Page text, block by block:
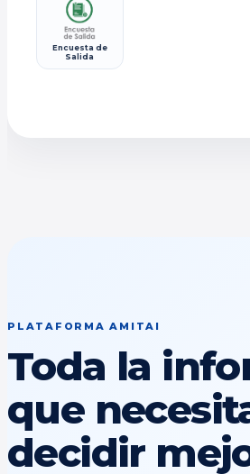
Encuesta de
Salida
PLATAFORMA AMITAI
Toda la
que
decidir